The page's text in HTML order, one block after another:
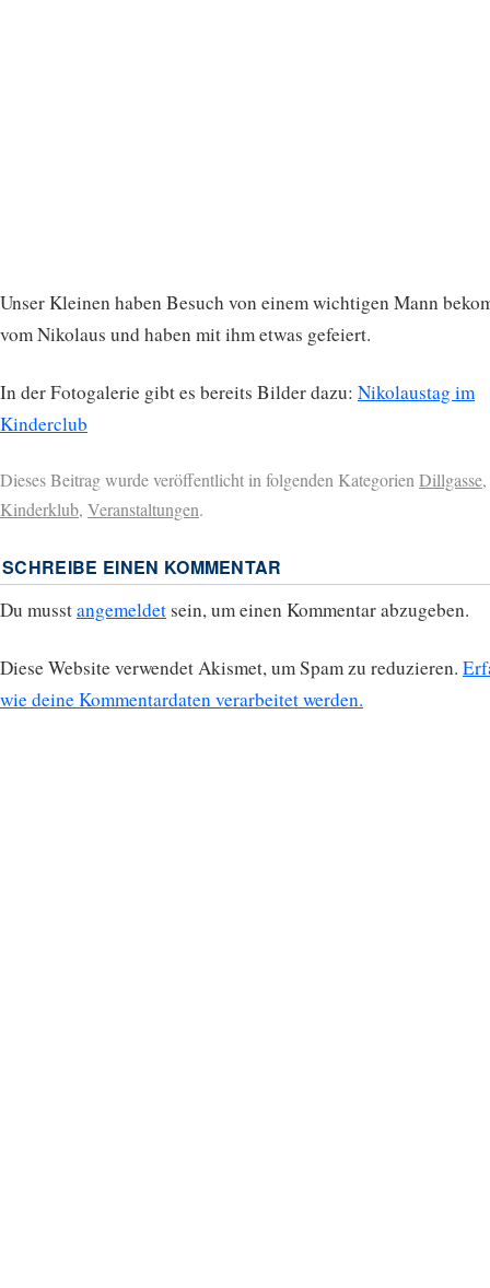
Unser Kleinen haben Besuch von einem wichtigen Mann
vom Nikolaus und haben mit ihm etwas gefeiert.
In der Fotogalerie gibt es bereits Bilder dazu: Nikolaustag im
Kinderclub
Dieses Beitrag wurde veröffentlicht in folgenden KategorienDillgasse,
Kinderklub, Veranstaltungen.
SCHREIBE EINEN KOMMENTAR
Du musstangemeldet sein, um einen Kommentar abzugeben.
Diese Website verwendet Akismet, um Spam zu reduzieren.
wie deine Kommentardaten verarbeitet werden.